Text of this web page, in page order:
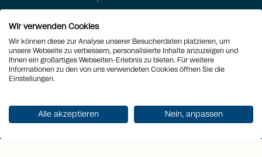
Wir verwenden Cookies
Wir können diese zur Analyse unserer Besucherdaten platzieren, um
unsere Webseite zu verbessern, personalisierte Inhalte anzuzeigen und
Ihnen ein großartiges Webseiten-Erlebnis zu bieten. Für weitere
Informationen zu den von uns verwendeten Cookies öffnen Sie die
Einstellungen.
Alle akzeptieren Nein, anpassen